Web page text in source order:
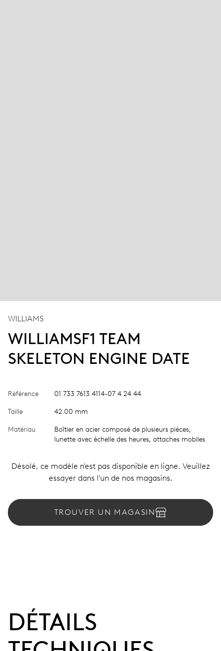
WILLIAMS
WILLIAMSF1 TEAM
SKELETON ENGINE DATE
Référence 01 733 7613 4114-07 4 24 44
Taille 42.00 mm
Matériau
Boîtier en acier composé de plusieurs pièces,
lunette avec échelle des heures, attaches mobiles
Désolé, ce modèle n'est pas disponible en ligne. Veuillez
essayer dans l'un de nos magasins.
TROUVER UN MAGASIN
DÉTAILS